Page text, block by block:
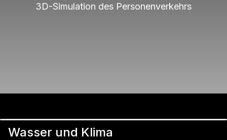
3D-Simulation des Personenverkehrs
Wasser und Klima